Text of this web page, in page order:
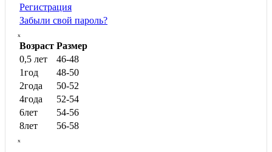
Регистрация
Забыли свой пароль?
ₓ
Возраст Размер
0,5 лет
46-48
1год
48-50
2года
50-52
4года
52-54
6лет
54-56
8лет
56-58
ₓ